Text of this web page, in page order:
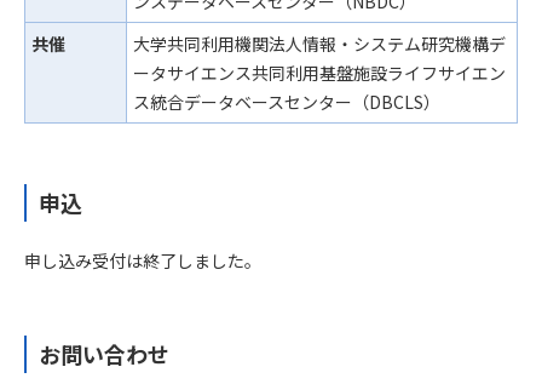
共催
大学共同利用機関法人情報・システム研究機構デ
ータサイエンス共同利用基盤施設ライフサイエン
ス統合データベースセンター（DBCLS）
申込
申し込み受付は終了しました。
お問い合わせ